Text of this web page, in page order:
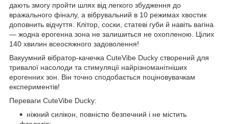
дають змогу пройти шлях від легкого збудження до
вражального фіналу, а вібрувальний в 10 режимах хвостик
доповнить відчуття. Клітор, соски, статеві губи й навіть вагіна
— жодна ерогенна зона не залишиться не охопленою. Цілих
140 хвилин всеосяжного задоволення!
Вакуумний вібратор-качечка CuteVibe Ducky створений для
тривалої насолоди та стимуляції найрізноманітніших
ерогенних зон. Він точно сподобається поціновувачкам
експериментів!
Переваги CuteVibe Ducky:
ніжний силікон, повністю безпечний і не містить